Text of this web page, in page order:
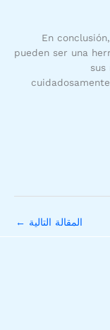
En
pueden ser una
sus
المقالة التالية ←